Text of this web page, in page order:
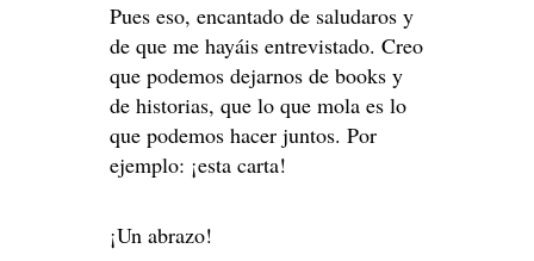
Pues eso, encantado de saludaros y
de que me hayáis entrevistado. Creo
que podemos dejarnos de books y
de historias, que lo que mola es lo
que podemos hacer juntos. Por
ejemplo: ¡esta carta!
¡Un abrazo!